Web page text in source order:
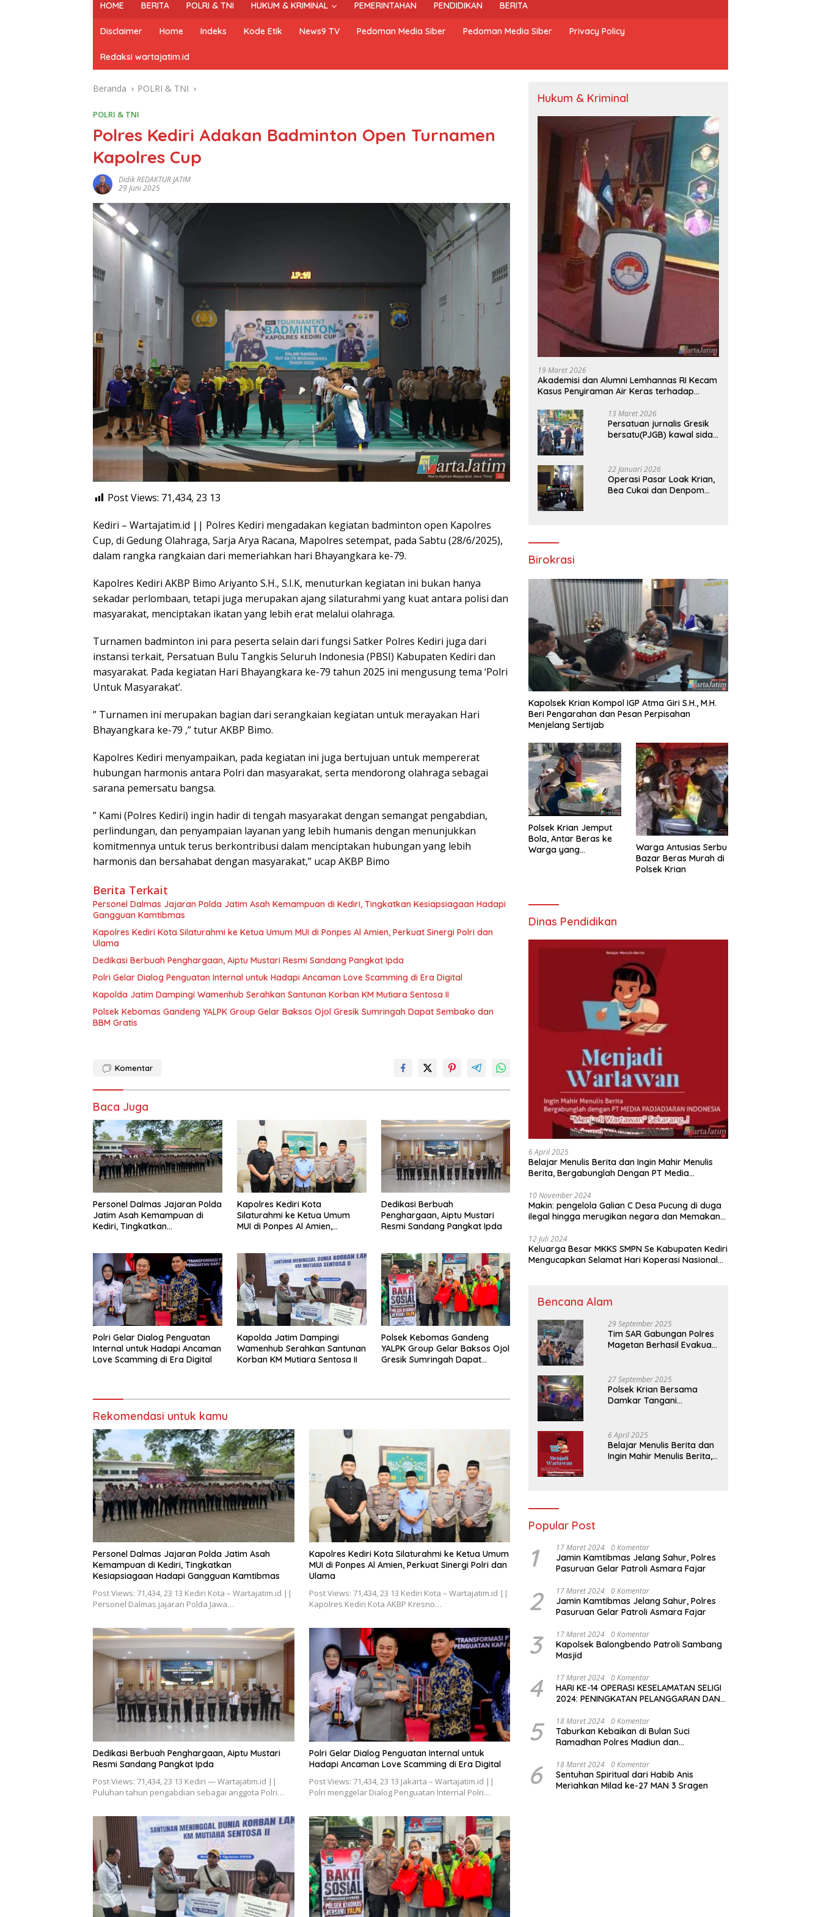
HOME BERITA POLRI & TNI HUKUM & KRIMINAL PEMERINTAHAN PENDIDIKAN BERITA
Disclaimer Home Indeks Kode Etik News9 TV Pedoman Media Siber Pedoman Media Siber Privacy Policy
Redaksi wartajatim.id
Beranda POLRI & TNI
POLRI & TNI
Polres Kediri Adakan Badminton Open Turnamen
Kapolres Cup
Didik REDAKTUR JATIM
29 Juni 2025
Post Views: 71,434, 23 13
Kediri – Wartajatim.id || Polres Kediri mengadakan kegiatan badminton open Kapolres
Cup, di Gedung Olahraga, Sarja Arya Racana, Mapolres setempat, pada Sabtu (28/6/2025),
dalam rangka rangkaian dari memeriahkan hari Bhayangkara ke-79.
Kapolres Kediri AKBP Bimo Ariyanto S.H., S.I.K, menuturkan kegiatan ini bukan hanya
sekadar perlombaan, tetapi juga merupakan ajang silaturahmi yang kuat antara polisi dan
masyarakat, menciptakan ikatan yang lebih erat melalui olahraga.
Turnamen badminton ini para peserta selain dari fungsi Satker Polres Kediri juga dari
instansi terkait, Persatuan Bulu Tangkis Seluruh Indonesia (PBSI) Kabupaten Kediri dan
masyarakat. Pada kegiatan Hari Bhayangkara ke-79 tahun 2025 ini mengusung tema ‘Polri
Untuk Masyarakat’.
” Turnamen ini merupakan bagian dari serangkaian kegiatan untuk merayakan Hari
Bhayangkara ke-79 ,” tutur AKBP Bimo.
Kapolres Kediri menyampaikan, pada kegiatan ini juga bertujuan untuk mempererat
hubungan harmonis antara Polri dan masyarakat, serta mendorong olahraga sebagai
sarana pemersatu bangsa.
” Kami (Polres Kediri) ingin hadir di tengah masyarakat dengan semangat pengabdian,
perlindungan, dan penyampaian layanan yang lebih humanis dengan menunjukkan
komitmennya untuk terus berkontribusi dalam menciptakan hubungan yang lebih
harmonis dan bersahabat dengan masyarakat,” ucap AKBP Bimo
Berita Terkait
Personel Dalmas Jajaran Polda Jatim Asah Kemampuan di Kediri, Tingkatkan Kesiapsiagaan Hadapi
Gangguan Kamtibmas
Kapolres Kediri Kota Silaturahmi ke Ketua Umum MUI di Ponpes Al Amien, Perkuat Sinergi Polri dan
Ulama
Dedikasi Berbuah Penghargaan, Aiptu Mustari Resmi Sandang Pangkat Ipda
Polri Gelar Dialog Penguatan Internal untuk Hadapi Ancaman Love Scamming di Era Digital
Kapolda Jatim Dampingi Wamenhub Serahkan Santunan Korban KM Mutiara Sentosa II
Polsek Kebomas Gandeng YALPK Group Gelar Baksos Ojol Gresik Sumringah Dapat Sembako dan
BBM Gratis
Komentar
Baca Juga
Personel Dalmas Jajaran Polda
Jatim Asah Kemampuan di
Kediri, Tingkatkan
Kapolres Kediri Kota
Silaturahmi ke Ketua Umum
MUI di Ponpes Al Amien,
Dedikasi Berbuah
Penghargaan, Aiptu Mustari
Resmi Sandang Pangkat Ipda
Polri Gelar Dialog Penguatan
Internal untuk Hadapi Ancaman
Love Scamming di Era Digital
Kapolda Jatim Dampingi
Wamenhub Serahkan Santunan
Korban KM Mutiara Sentosa II
Polsek Kebomas Gandeng
YALPK Group Gelar Baksos Ojol
Gresik Sumringah Dapat
Rekomendasi untuk kamu
Personel Dalmas Jajaran Polda Jatim Asah
Kemampuan di Kediri, Tingkatkan
Kesiapsiagaan Hadapi Gangguan Kamtibmas
Post Views: 71,434, 23 13 Kediri Kota – Wartajatim.id ||
Personel Dalmas jajaran Polda Jawa…
Kapolres Kediri Kota Silaturahmi ke Ketua Umum
MUI di Ponpes Al Amien, Perkuat Sinergi Polri dan
Ulama
Post Views: 71,434, 23 13 Kediri Kota – Wartajatim.id ||
Kapolres Kediri Kota AKBP Kresno…
Dedikasi Berbuah Penghargaan, Aiptu Mustari
Resmi Sandang Pangkat Ipda
Post Views: 71,434, 23 13 Kediri — Wartajatim.id ||
Puluhan tahun pengabdian sebagai anggota Polri…
Polri Gelar Dialog Penguatan Internal untuk
Hadapi Ancaman Love Scamming di Era Digital
Post Views: 71,434, 23 13 Jakarta – Wartajatim.id ||
Polri menggelar Dialog Penguatan Internal Polri…
Hukum & Kriminal
19 Maret 2026
Akademisi dan Alumni Lemhannas RI Kecam
Kasus Penyiraman Air Keras terhadap
13 Maret 2026
Persatuan jurnalis Gresik
bersatu(PJGB) kawal sidak
atas nama Molyo Cipto
amin
22 Januari 2026
Operasi Pasar Loak Krian,
Bea Cukai dan Denpom
Birokrasi
Kapolsek Krian Kompol IGP Atma Giri S.H., M.H.
Beri Pengarahan dan Pesan Perpisahan
Menjelang Sertijab
Polsek Krian Jemput
Bola, Antar Beras ke
Warga yang
Warga Antusias Serbu
Bazar Beras Murah di
Polsek Krian
Dinas Pendidikan
6 April 2025
Belajar Menulis Berita dan Ingin Mahir Menulis
Berita, Bergabunglah Dengan PT Media
10 November 2024
Makin: pengelola Galian C Desa Pucung di duga
ilegal hingga merugikan negara dan Memakan
12 Juli 2024
Keluarga Besar MKKS SMPN Se Kabupaten Kediri
Mengucapkan Selamat Hari Koperasi Nasional
Bencana Alam
29 September 2025
Tim SAR Gabungan Polres
Magetan Berhasil Evakuasi
27 September 2025
Polsek Krian Bersama
Damkar Tangani
Cluster Lotus
6 April 2025
Belajar Menulis Berita dan
Ingin Mahir Menulis Berita,
Popular Post
1 17 Maret 2024 0 Komentar
Jamin Kamtibmas Jelang Sahur, Polres
Pasuruan Gelar Patroli Asmara Fajar
2 17 Maret 2024 0 Komentar
Jamin Kamtibmas Jelang Sahur, Polres
Pasuruan Gelar Patroli Asmara Fajar
3 17 Maret 2024 0 Komentar
Kapolsek Balongbendo Patroli Sambang
Masjid
4 17 Maret 2024 0 Komentar
HARI KE-14 OPERASI KESELAMATAN SELIGI
2024: PENINGKATAN PELANGGARAN DAN
5 18 Maret 2024 0 Komentar
Taburkan Kebaikan di Bulan Suci
Ramadhan Polres Madiun dan
6 18 Maret 2024 0 Komentar
Sentuhan Spiritual dari Habib Anis
Meriahkan Milad ke-27 MAN 3 Sragen